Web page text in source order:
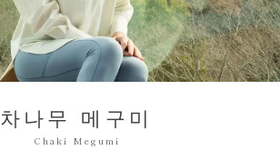
차나무 메구미
Chaki Megumi